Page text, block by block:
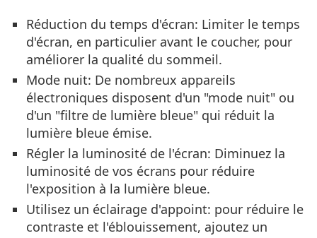
Réduction du temps d'écran: Limiter le temps
d'écran, en particulier avant le coucher, pour
améliorer la qualité du sommeil.
Mode nuit: De nombreux appareils
électroniques disposent d'un "mode nuit" ou
d'un "filtre de lumière bleue" qui réduit la
lumière bleue émise.
Régler la luminosité de l'écran: Diminuez la
luminosité de vos écrans pour réduire
l'exposition à la lumière bleue.
Utilisez un éclairage d'appoint: pour réduire le
contraste et l'éblouissement, ajoutez un